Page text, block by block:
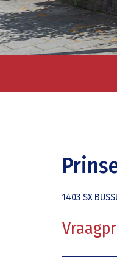
1403 SX